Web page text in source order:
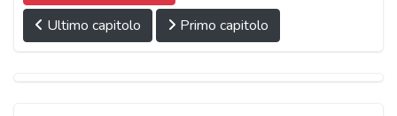
Ultimo capitolo
Primo capitolo